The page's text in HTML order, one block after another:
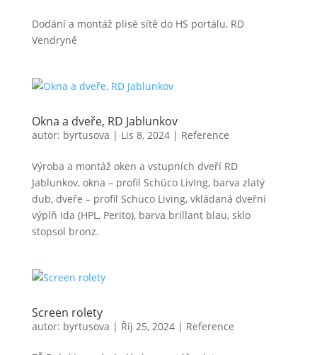
Dodání a montáž plisé sítě do HS portálu, RD
Vendryně
Okna a dveře, RD Jablunkov
autor: byrtusova | Lis 8, 2024| Reference
Výroba a montáž oken a vstupních dveří RD
Jablunkov, okna – profil Schüco LivIng, barva zlatý
dub, dveře – profil Schüco Living, vkládaná dveřní
výplň Ida (HPL, Perito), barva brillant blau, sklo
stopsol bronz.
Screen rolety
autor: byrtusova | Říj 25, 2024| Reference